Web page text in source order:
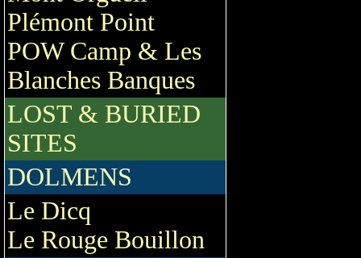
Plémont Point
POW Camp & Les
Blanches Banques
LOST & BURIED
SITES
DOLMENS
Le Dicq
Le Rouge Bouillon